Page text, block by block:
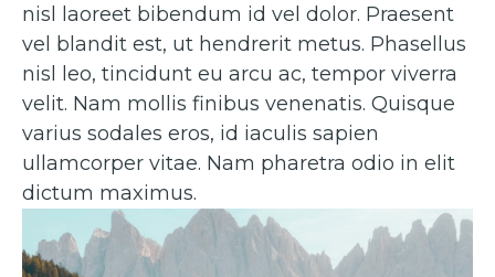
nisl laoreet bibendum id vel dolor. Praesent
vel blandit est, ut hendrerit metus. Phasellus
nisl leo, tincidunt eu arcu ac, tempor viverra
velit. Nam mollis finibus venenatis. Quisque
varius sodales eros, id iaculis sapien
ullamcorper vitae. Nam pharetra odio in elit
dictum maximus.